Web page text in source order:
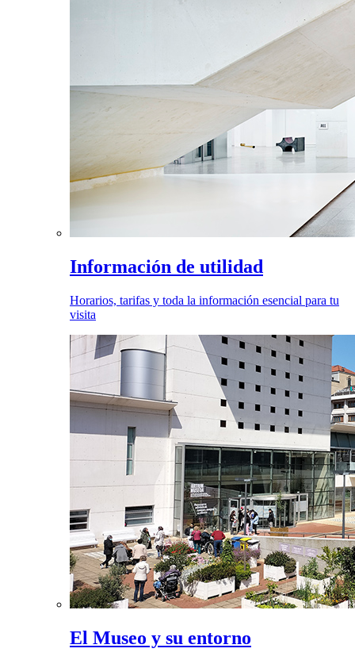
Información de utilidad
Horarios, tarifas y toda la información esencial para tu
visita
El Museo y su entorno